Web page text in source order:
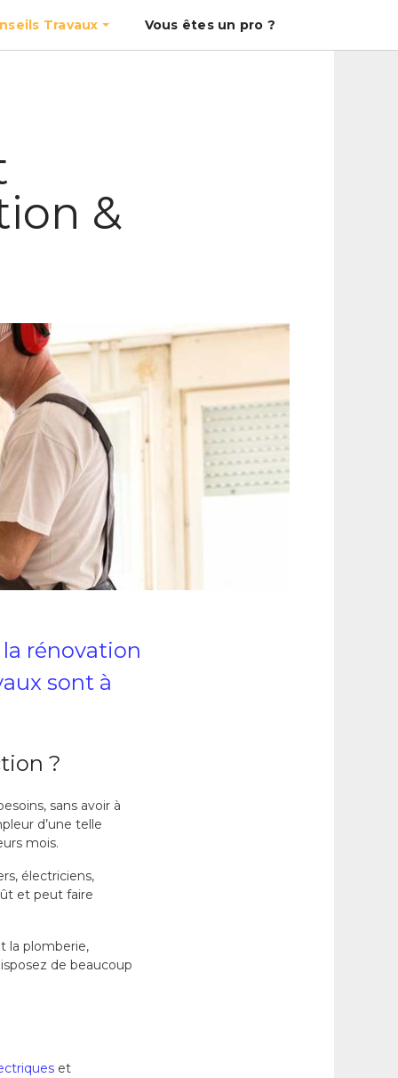
Travaux Vous êtes un pro ?
&
rénovation
sont à
?
sans avoir à
d’une telle
mois.
électriciens,
et peut faire
la plomberie,
de beaucoup
et